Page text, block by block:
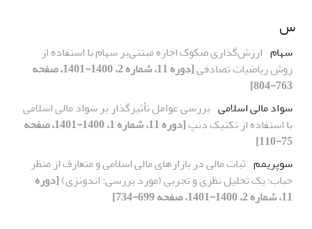
س
سهام ارزش‌گذاری صکوک ‌اجاره مبتنی‌بر سهام با استفاده از
روش ریاضیات‌ تصادفی
[دوره 11، شماره 2، 1400-1401، صفحه
763-804]
سواد مالی اسلامی بررسی عوامل تأثیرگذار بر سواد مالی اسلامی
با استفاده از تکنیک دنپ
[دوره 11، شماره 1، 1400-1401، صفحه
75-110]
سوپریمم ثبات مالی در بازارهای مالی اسلامی و متعارف از منظر
حباب؛ یک تحلیل نظری و تجربی (مورد بررسی: اندونزی)[دوره
11، شماره 2، 1400-1401، صفحه 699-734]